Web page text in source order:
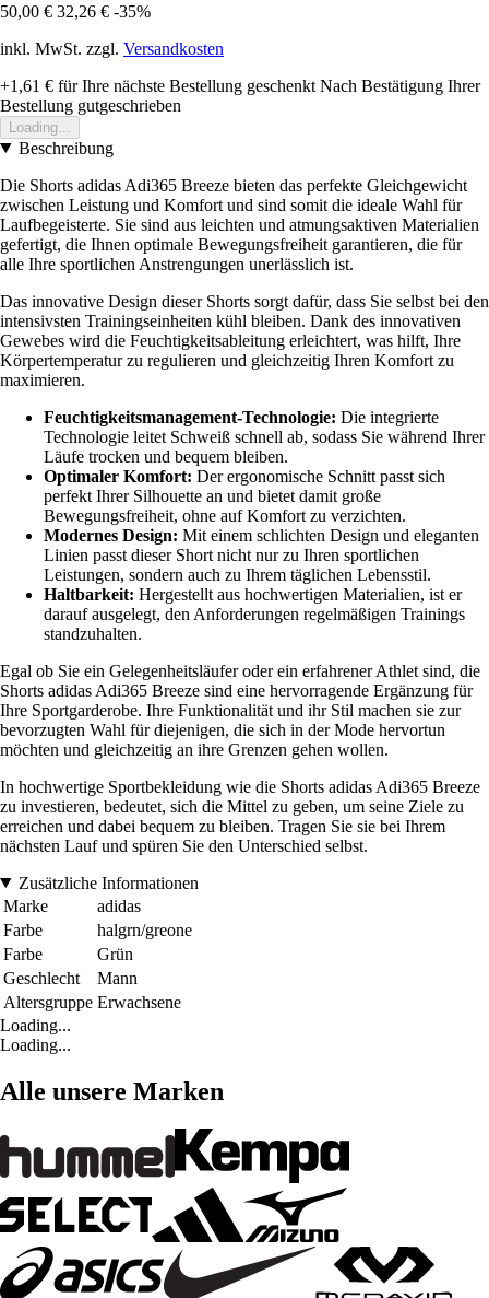
50,00 € 32,26 € -35%
inkl. MwSt. zzgl. Versandkosten
+1,61 € für Ihre nächste Bestellung geschenkt Nach Bestätigung Ihrer
Bestellung gutgeschrieben
Loading...
Beschreibung
Die Shorts adidas Adi365 Breeze bieten das perfekte Gleichgewicht
zwischen Leistung und Komfort und sind somit die ideale Wahl für
Laufbegeisterte. Sie sind aus leichten und atmungsaktiven Materialien
gefertigt, die Ihnen optimale Bewegungsfreiheit garantieren, die für
alle Ihre sportlichen Anstrengungen unerlässlich ist.
Das innovative Design dieser Shorts sorgt dafür, dass Sie selbst bei den
intensivsten Trainingseinheiten kühl bleiben. Dank des innovativen
Gewebes wird die Feuchtigkeitsableitung erleichtert, was hilft, Ihre
Körpertemperatur zu regulieren und gleichzeitig Ihren Komfort zu
maximieren.
Feuchtigkeitsmanagement-Technologie: Die integrierte
Technologie leitet Schweiß schnell ab, sodass Sie während Ihrer
Läufe trocken und bequem bleiben.
Optimaler Komfort: Der ergonomische Schnitt passt sich
perfekt Ihrer Silhouette an und bietet damit große
Bewegungsfreiheit, ohne auf Komfort zu verzichten.
Modernes Design: Mit einem schlichten Design und eleganten
Linien passt dieser Short nicht nur zu Ihren sportlichen
Leistungen, sondern auch zu Ihrem täglichen Lebensstil.
Haltbarkeit: Hergestellt aus hochwertigen Materialien, ist er
darauf ausgelegt, den Anforderungen regelmäßigen Trainings
standzuhalten.
Egal ob Sie ein Gelegenheitsläufer oder ein erfahrener Athlet sind, die
Shorts adidas Adi365 Breeze sind eine hervorragende Ergänzung für
Ihre Sportgarderobe. Ihre Funktionalität und ihr Stil machen sie zur
bevorzugten Wahl für diejenigen, die sich in der Mode hervortun
möchten und gleichzeitig an ihre Grenzen gehen wollen.
In hochwertige Sportbekleidung wie die Shorts adidas Adi365 Breeze
zu investieren, bedeutet, sich die Mittel zu geben, um seine Ziele zu
erreichen und dabei bequem zu bleiben. Tragen Sie sie bei Ihrem
nächsten Lauf und spüren Sie den Unterschied selbst.
Zusätzliche Informationen
Marke
adidas
Farbe
halgrn/greone
Farbe
Grün
Geschlecht
Mann
Altersgruppe Erwachsene
Loading...
Loading...
Alle unsere Marken